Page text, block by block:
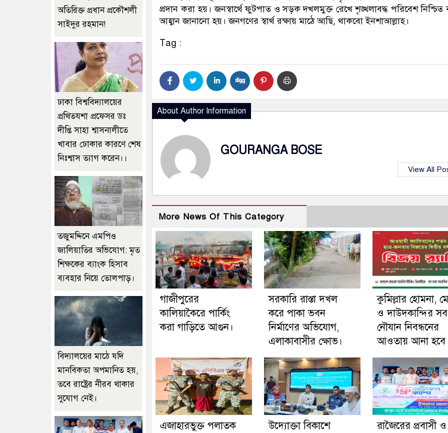
প্রদান করা হয়। জনস্বার্থে ফুটপাত ও সড়ক দখলমুক্ত রেখে শৃঙ্খলাবদ্ধ পরিবেশ নিশ্চিত
আহ্বান জানানো হয়। জনগণের স্বার্থ রক্ষায় মাঠে আছি, থাকবো ইনশাআল্লাহ।
Tag :
About Author Information
GOURANGA BOSE
View All
More News Of This Category
গাজীপুরের
কালিয়াকৈরে পার্কিং
করা গাড়িতে আগুন।
সরকারি রাস্তা দখল
করে পাকা ভবন
নির্মাণের অভিযোগ,
এলাকাবাসীর ক্ষোভ।
কুমিল্লার হোমনা,
ও দাউদকান্দির সব
নৌযান নিবন্ধনের
আওতায় আনা
এজাহারভুক্ত পলাতক
উদ্যোক্তা বিকাশে
রাজৈরের‌ প্রবাসী ও
অতিরিক্ত প্রধান প্রকৌশলী
সাইদুর রহমান!
ঢাকা বিশ্ববিদ্যালয়ের
প্রথিতযশা প্রফেসর ডঃ
দীপ্তি সাহা শ্বাসনালীতে
খাবার ঢোকার কারণে শেষ
নিঃশ্বাস ত্যাগ করেন।।
তজুমদ্দিনে এমপিও
জালিয়াতির অভিযোগ: মৃত
শিক্ষকের ব্যাংক হিসাব
ব্যবহার নিয়ে তোলপাড়।
বিদ্যালয়ের মাঠে যদি
মানবিকতা অপমানিত হয়,
তবে রাষ্ট্রের নীরব থাকার
সুযোগ নেই।